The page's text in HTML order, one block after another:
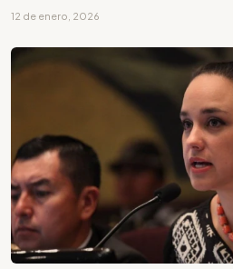
12 de enero, 2026